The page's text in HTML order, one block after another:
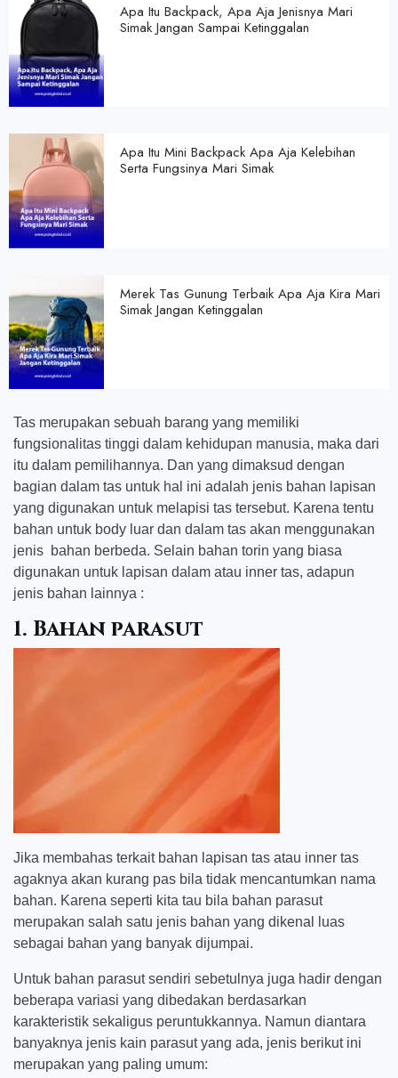
Apa Itu Backpack, Apa Aja Jenisnya Mari
Simak Jangan Sampai Ketinggalan
Apa Itu Mini Backpack Apa Aja Kelebihan
Serta Fungsinya Mari Simak
Merek Tas Gunung Terbaik Apa Aja Kira Mari
Simak Jangan Ketinggalan
Tas merupakan sebuah barang yang memiliki
fungsionalitas tinggi dalam kehidupan manusia, maka dari
itu dalam pemilihannya. Dan yang dimaksud dengan
bagian dalam tas untuk hal ini adalah jenis bahan lapisan
yang digunakan untuk melapisi tas tersebut. Karena tentu
bahan untuk body luar dan dalam tas akan menggunakan
jenis bahan berbeda. Selain bahan torin yang biasa
digunakan untuk lapisan dalam atau inner tas, adapun
jenis bahan lainnya :
1. Bahan parasut
Jika membahas terkait bahan lapisan tas atau inner tas
agaknya akan kurang pas bila tidak mencantumkan nama
bahan. Karena seperti kita tau bila bahan parasut
merupakan salah satu jenis bahan yang dikenal luas
sebagai bahan yang banyak dijumpai.
Untuk bahan parasut sendiri sebetulnya juga hadir dengan
beberapa variasi yang dibedakan berdasarkan
karakteristik sekaligus peruntukkannya. Namun diantara
banyaknya jenis kain parasut yang ada, jenis berikut ini
merupakan yang paling umum: